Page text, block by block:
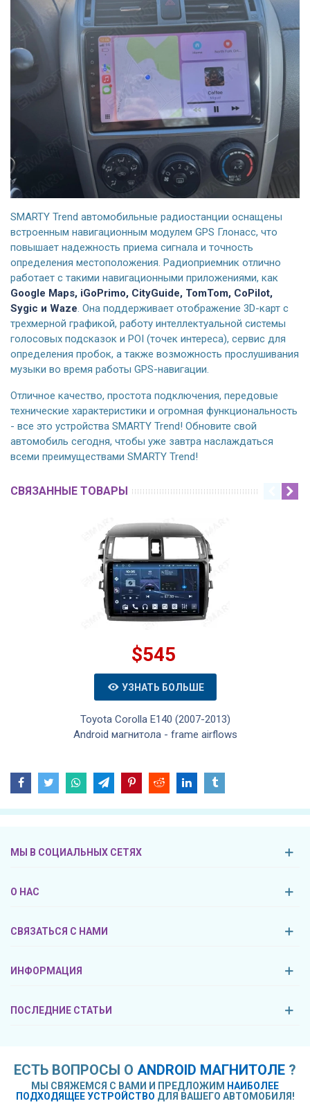
SMARTY Trend автомобильные радиостанции оснащены
встроенным навигационным модулем GPS Глонасс, что
повышает надежность приема сигнала и точность
определения местоположения. Радиоприемник отлично
работает с такими навигационными приложениями, как
Google Maps, iGoPrimo, CityGuide, TomTom, CoPilot,
Sygic и Waze. Она поддерживает отображение 3D-карт с
трехмерной графикой, работу интеллектуальной системы
голосовых подсказок и POI (точек интереса), сервис для
определения пробок, а также возможность прослушивания
музыки во время работы GPS-навигации.
Отличное качество, простота подключения, передовые
технические характеристики и огромная функциональность
- все это устройства SMARTY Trend! Обновите свой
автомобиль сегодня, чтобы уже завтра наслаждаться
всеми преимуществами SMARTY Trend!
СВЯЗАННЫЕ ТОВАРЫ
$545
УЗНАТЬ БОЛЬШЕ
Toyota Corolla E140 (2007-2013)
Android магнитола - frame airflows
МЫ В СОЦИАЛЬНЫХ СЕТЯХ
О НАС
СВЯЗАТЬСЯ С НАМИ
ИНФОРМАЦИЯ
ПОСЛЕДНИЕ СТАТЬИ
ЕСТЬ ВОПРОСЫ О ANDROID МАГНИТОЛЕ ?
МЫ СВЯЖЕМСЯ С ВАМИ И ПРЕДЛОЖИМ НАИБОЛЕЕ
ПОДХОДЯЩЕЕ УСТРОЙСТВО ДЛЯ ВАШЕГО АВТОМОБИЛЯ!